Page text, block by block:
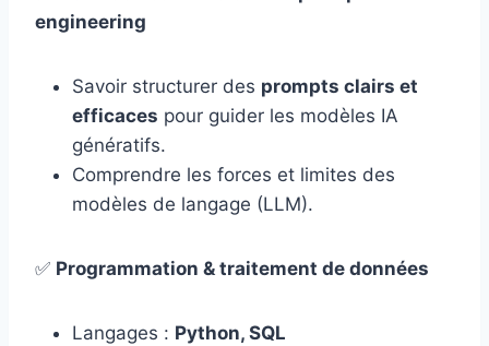
engineering
Savoir structurer des prompts clairs et
efficaces pour guider les modèles IA
génératifs.
Comprendre les forces et limites des
modèles de langage (LLM).
✅ Programmation & traitement de données
Langages : Python, SQL